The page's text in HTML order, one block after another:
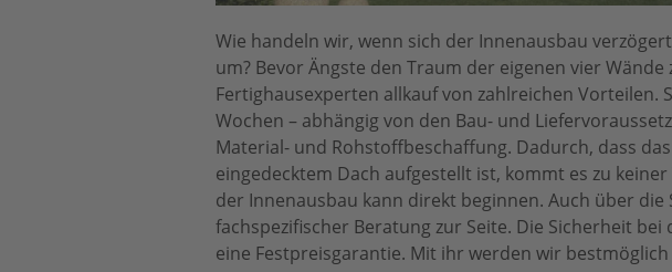
Wie handeln wir, wenn sich der Innenausbau
um? Bevor Ängste den Traum der eigenen vier
Fertighausexperten allkauf von zahlreichen
Wochen – abhängig von den Bau- und
Material- und Rohstoffbeschaffung. Dadurch, dass
eingedecktem Dach aufgestellt ist, kommt es zu
der Innenausbau kann direkt beginnen. Auch über
fachspezifischer Beratung zur Seite. Die Sicherheit
eine Festpreisgarantie. Mit ihr werden wir